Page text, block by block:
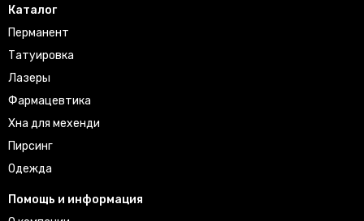
Каталог
Перманент
Татуировка
Лазеры
Фармацевтика
Хна для мехенди
Пирсинг
Одежда
Помощь и информация